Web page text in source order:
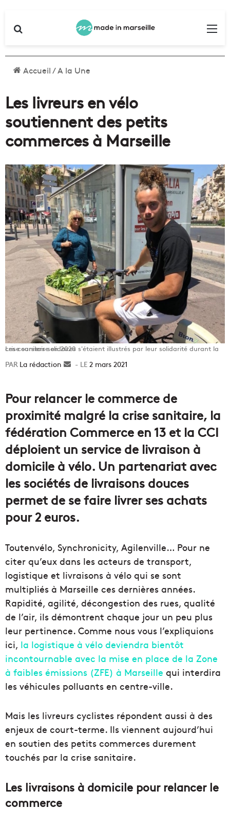
Accueil/A la Une
Les livreurs en vélo
soutiennent des petits
commerces à Marseille
Les coursiers solidaires s'étaient illustrés par leur solidarité durant la crise sanitaire en 2020
La rédaction
Envoyer2 mars 2021
Pour relancer le commerce de
proximité malgré la crise sanitaire, la
fédération Commerce en 13 et la CCI
déploient un service de livraison à
domicile à vélo. Un partenariat avec
les sociétés de livraisons douces
permet de se faire livrer ses achats
pour 2 euros.
Toutenvélo, Synchronicity, Agilenville… Pour ne
citer qu’eux dans les acteurs de transport,
logistique et livraisons à vélo qui se sont
multipliés à Marseille ces dernières années.
Rapidité, agilité, décongestion des rues, qualité
de l’air, ils démontrent chaque jour un peu plus
leur pertinence. Comme nous vous l’expliquions
ici, la logistique à vélo deviendra bientôt
incontournable avec la mise en place de la Zone
à faibles émissions (ZFE) à Marseille qui interdira
les véhicules polluants en centre-ville.
Mais les livreurs cyclistes répondent aussi à des
enjeux de court-terme. Ils viennent aujourd’hui
en soutien des petits commerces durement
touchés par la crise sanitaire.
Les livraisons à domicile pour relancer le
commerce